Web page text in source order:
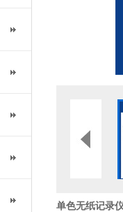
单色无纸记录